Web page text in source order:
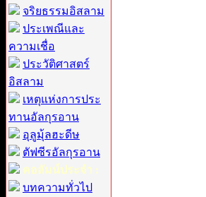
จริยธรรมอิสลาม
ประเพณีและ
ความเชื่อ
ประวัติศาสตร์
อิสลาม
เหตุแห่งการประ
ทานอัลกุรอาน
อุลูมุ้ลฮะดีษ
ตัฟซีรอัลกุรอาน
คอลัมน์ประจำ :
บทความทั่วไป